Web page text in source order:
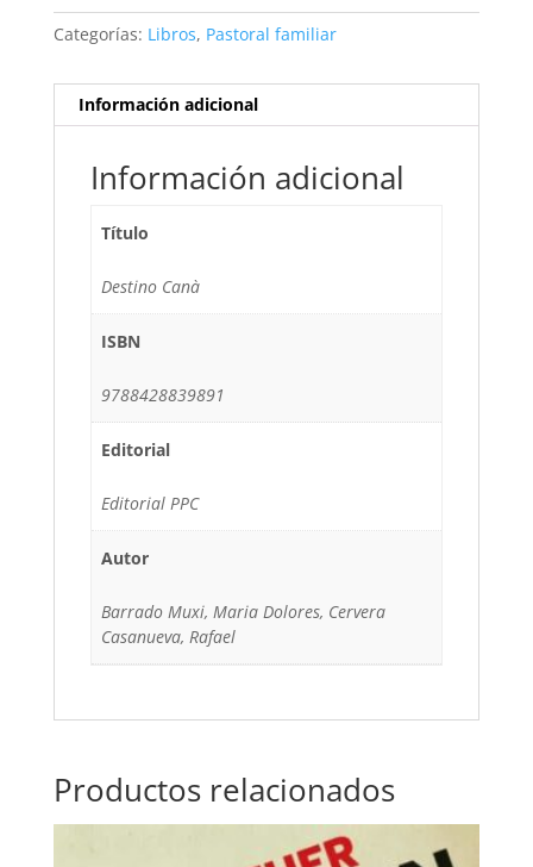
Categorías: Libros, Pastoral familiar
Información adicional
Información adicional
Título
Destino Canà
ISBN
9788428839891
Editorial
Editorial PPC
Autor
Barrado Muxi, Maria Dolores, Cervera
Casanueva, Rafael
Productos relacionados